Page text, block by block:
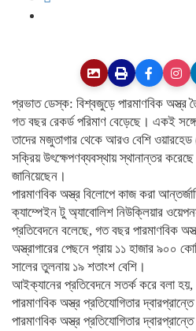
প্রভাত ডেস্ক: বিশ্বজুড়ে পারমাণবিক অস্ত্র
গত বছর রেকর্ড পরিমাণ বেড়েছে। একই
তাদের মজুতাগার থেকে আরও বেশি ওয়ারহেড
সক্রিয় উৎক্ষেপণব্যবস্থায় স্থানান্তর
জানিয়েছেন।
পারমাণবিক অস্ত্র বিলোপে কাজ করা
ক্যাম্পেইন টু অ্যাবোলিশ নিউক্লিয়ার
প্রতিবেদনে বলেছে, গত বছর পারমাণবিক
অস্ত্রাগারের পেছনে প্রায় ১১ হাজার ৯০০
সালের তুলনায় ১৯ শতাংশ বেশি।
আইক্যানের প্রতিবেদনে সতর্ক করে বলা
পারমাণবিক অস্ত্র প্রতিযোগিতার
পারমাণবিক অস্ত্র প্রতিযোগিতার